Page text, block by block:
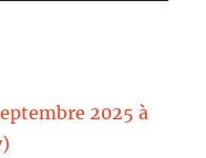
2025 à